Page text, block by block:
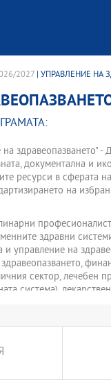
2027 | УПРАВЛЕНИЕ НА
здравеопазването"
документална и
ресурси в сферата
на
здравни
управление на
сектор, лечебен
система),
потоци в